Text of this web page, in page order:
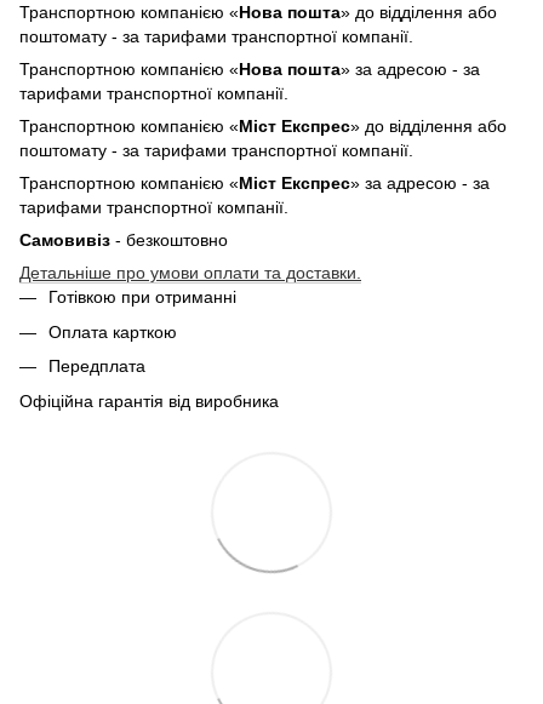
Транспортною компанією «Нова пошта» до відділення або
поштомату - за тарифами транспортної компанії.
Транспортною компанією «Нова пошта» за адресою - за
тарифами транспортної компанії.
Транспортною компанією «Міст Експрес» до відділення або
поштомату - за тарифами транспортної компанії.
Транспортною компанією «Міст Експрес» за адресою - за
тарифами транспортної компанії.
Самовивіз - безкоштовно
Детальніше про умови оплати та доставки.
Готівкою при отриманні
Оплата карткою
Передплата
Офіційна гарантія від виробника